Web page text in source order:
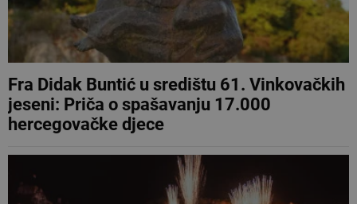
Fra Didak Buntić u središtu 61. Vinkovačkih
jeseni: Priča o spašavanju 17.000
hercegovačke djece